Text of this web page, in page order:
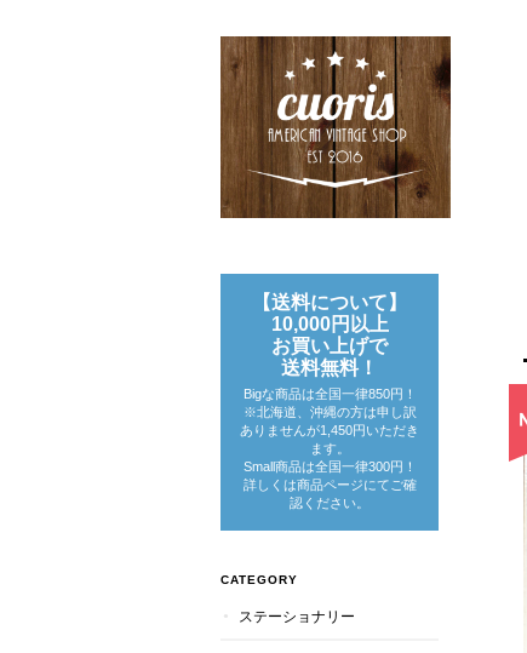
【送料について】
10,000円以上
お買い上げで
送料無料！
Bigな商品は全国一律850円！
※北海道、沖縄の方は申し訳
ありませんが1,450円いただき
ます。
Small商品は全国一律300円！
詳しくは商品ページにてご確
認ください。
CATEGORY
ステーショナリー